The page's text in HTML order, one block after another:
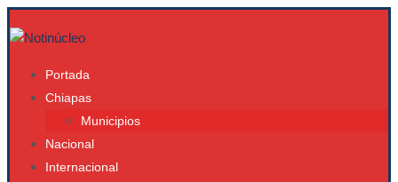
Portada
Chiapas
Municipios
Nacional
Internacional